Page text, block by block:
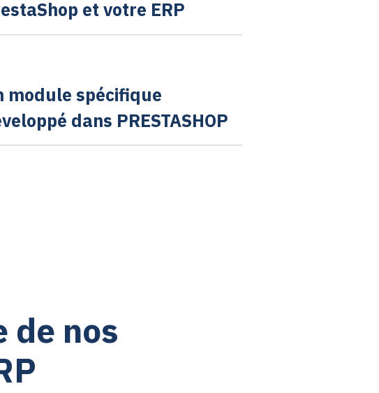
et votre ERP
module spécifique
dans PRESTASHOP
de nos